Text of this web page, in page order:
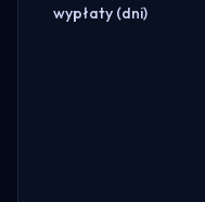
wypłaty (dni)